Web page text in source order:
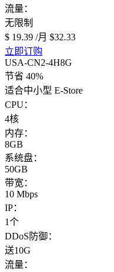
流量：
无限制
$ 19.39 /月 $32.33
立即订购
USA-CN2-4H8G
节省 40%
适合中小型 E-Store
CPU：
4核
内存：
8GB
系统盘：
50GB
带宽：
10 Mbps
IP：
1个
DDoS防御：
送10G
流量：